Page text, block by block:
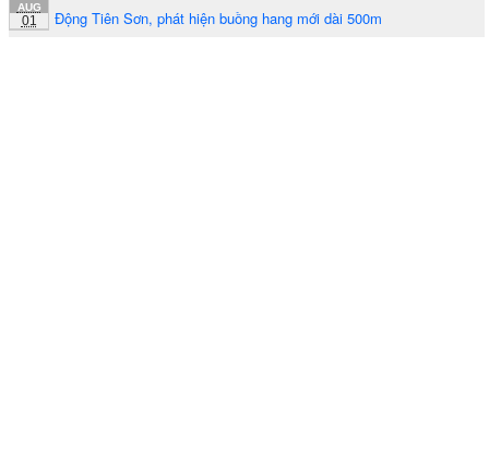
AUG
01 Động Tiên Sơn, phát hiện buồng hang mới dài 500m